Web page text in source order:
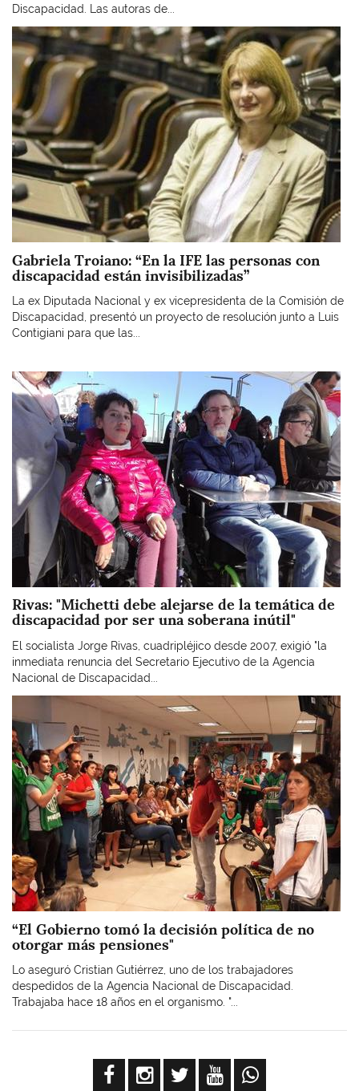
Discapacidad. Las autoras de...
Imagen
Gabriela Troiano: “En la IFE las personas con
discapacidad están invisibilizadas”
La ex Diputada Nacional y ex vicepresidenta de la Comisión de
Discapacidad, presentó un proyecto de resolución junto a Luis
Contigiani para que las...
Imagen
Rivas: "Michetti debe alejarse de la temática de
discapacidad por ser una soberana inútil"
El socialista Jorge Rivas, cuadripléjico desde 2007, exigió "la
inmediata renuncia del Secretario Ejecutivo de la Agencia
Nacional de Discapacidad...
“El Gobierno tomó la decisión política de no
otorgar más pensiones"
Lo aseguró Cristian Gutiérrez, uno de los trabajadores
despedidos de la Agencia Nacional de Discapacidad.
Trabajaba hace 18 años en el organismo. "...